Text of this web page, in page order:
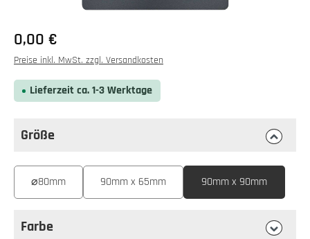
0,00 €
Preise inkl. MwSt. zzgl. Versandkosten
Lieferzeit ca. 1-3 Werktage
Größe
Größeauswählen
⌀80mm 90mm x 65mm 90mm x 90mm
Farbe